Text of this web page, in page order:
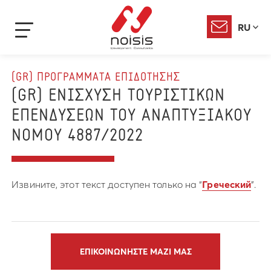
RU
(GR) ΠΡΟΓΡΑΜΜΑΤΑ ΕΠΙΔΟΤΗΣΗΣ
(GR) ΕΝΙΣΧΥΣΗ ΤΟΥΡΙΣΤΙΚΩΝ
ΕΠΕΝΔΥΣΕΩΝ ΤΟΥ ΑΝΑΠΤΥΞΙΑΚΟΥ
ΝΟΜΟΥ 4887/2022
Извините, этот текст доступен только на “Греческий”.
ΕΠΙΚΟΙΝΩΝΗΣΤΕ ΜΑΖΙ ΜΑΣ